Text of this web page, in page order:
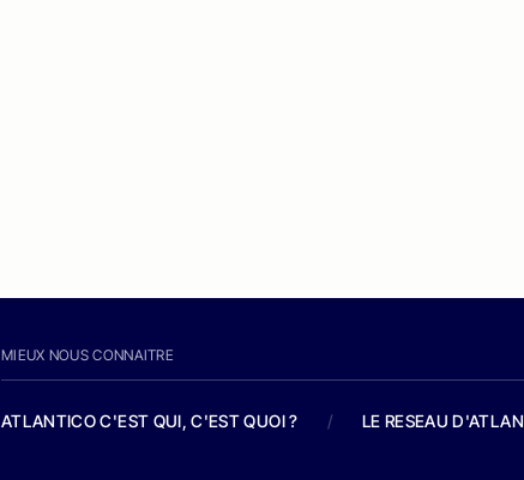
MIEUX NOUS CONNAITRE
ATLANTICO C'EST QUI, C'EST QUOI ? / LE RESEAU